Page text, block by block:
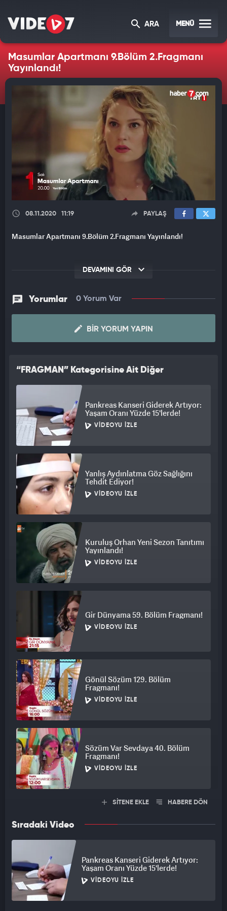
ARA MENÜ
Masumlar Apartmanı 9.Bölüm 2.Fragmanı
Yayınlandı!
08.11.2020 11:19 PAYLAŞ
Masumlar Apartmanı 9.Bölüm 2.Fragmanı Yayınlandı!
DEVAMINI GÖR
Yorumlar 0 Yorum Var
BIR YORUM YAPIN
“FRAGMAN” Kategorisine Ait Diğer
Videolar
Pankreas Kanseri Giderek Artıyor:
Yaşam Oranı Yüzde 15'lerde!
VIDEOYU İZLE
Yanlış Aydınlatma Göz Sağlığını
Tehdit Ediyor!
VIDEOYU İZLE
Kuruluş Orhan Yeni Sezon Tanıtımı
Yayınlandı!
VIDEOYU İZLE
Gir Dünyama 59. Bölüm Fragmanı!
VIDEOYU İZLE
Gönül Sözüm 129. Bölüm
Fragmanı!
VIDEOYU İZLE
Sözüm Var Sevdaya 40. Bölüm
Fragmanı!
VIDEOYU İZLE
SİTENE EKLE HABERE DÖN
Sıradaki Video
Pankreas Kanseri Giderek Artıyor:
Yaşam Oranı Yüzde 15'lerde!
VIDEOYU İZLE